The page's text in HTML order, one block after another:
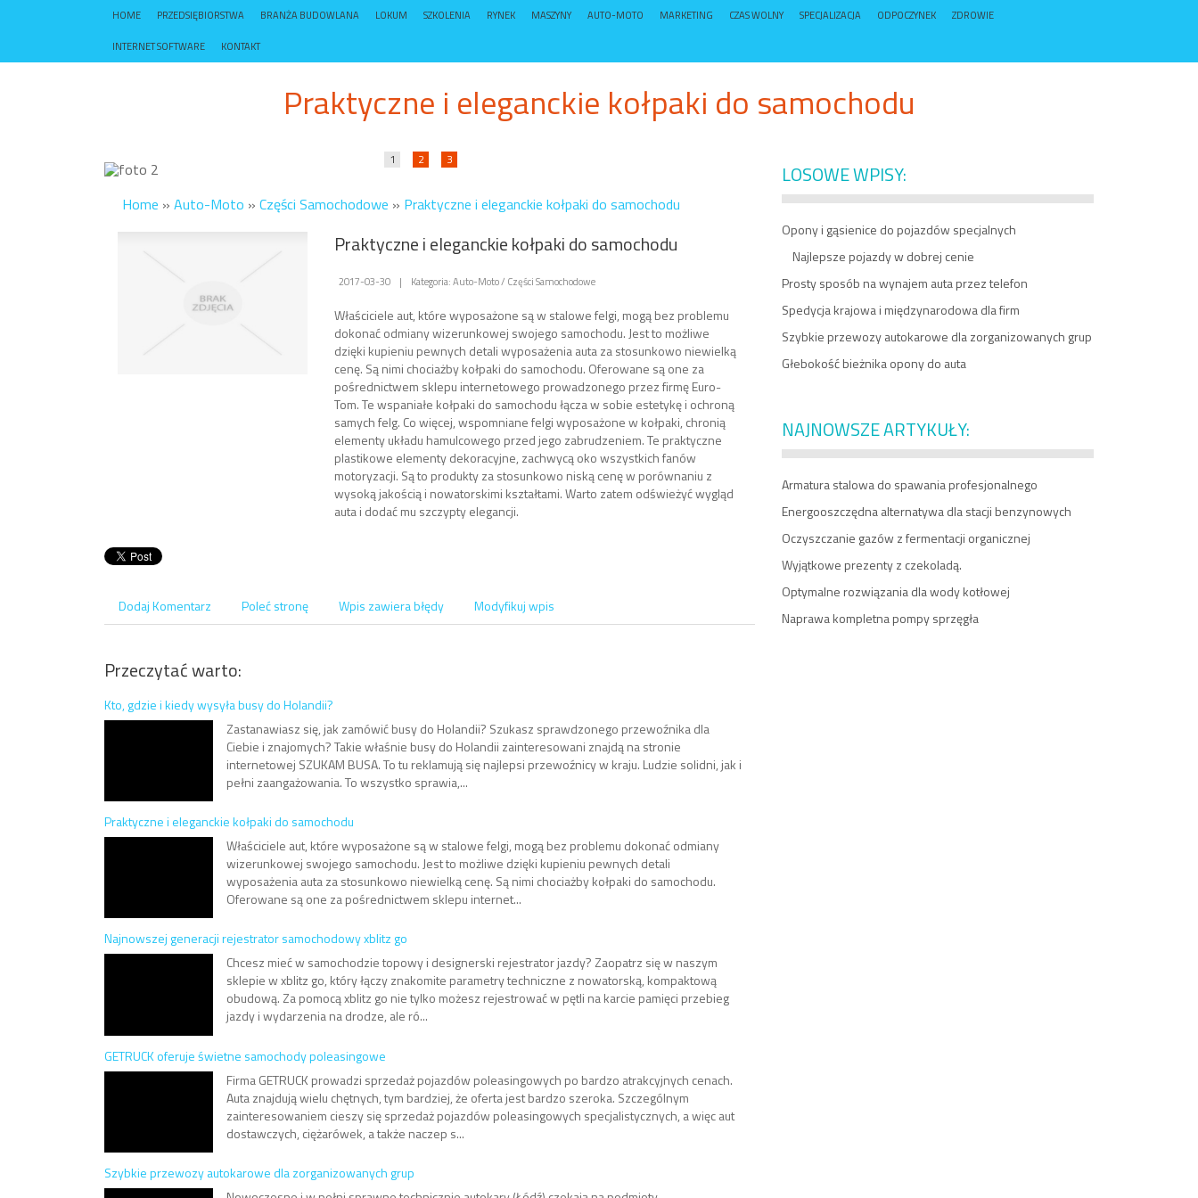
HOME PRZEDSIĘBIORSTWA BRANŻA BUDOWLANA LOKUM SZKOLENIA RYNEK MASZYNY AUTO-MOTO MARKETING CZAS WOLNY SPECJALIZACJA ODPOCZYNEK ZDROWIE
INTERNET SOFTWARE KONTAKT
Praktyczne i eleganckie kołpaki do samochodu
1 2 3
Home » Auto-Moto » Części Samochodowe » Praktyczne i eleganckie kołpaki do samochodu
Praktyczne i eleganckie kołpaki do samochodu
2017-03-30 | Kategoria: Auto-Moto / Części Samochodowe
Właściciele aut, które wyposażone są w stalowe felgi, mogą bez problemu
dokonać odmiany wizerunkowej swojego samochodu. Jest to możliwe
dzięki kupieniu pewnych detali wyposażenia auta za stosunkowo niewielką
cenę. Są nimi chociażby kołpaki do samochodu. Oferowane są one za
pośrednictwem sklepu internetowego prowadzonego przez firmę Euro-
Tom. Te wspaniałe kołpaki do samochodu łącza w sobie estetykę i ochroną
samych felg. Co więcej, wspomniane felgi wyposażone w kołpaki, chronią
elementy układu hamulcowego przed jego zabrudzeniem. Te praktyczne
plastikowe elementy dekoracyjne, zachwycą oko wszystkich fanów
motoryzacji. Są to produkty za stosunkowo niską cenę w porównaniu z
wysoką jakością i nowatorskimi kształtami. Warto zatem odświeżyć wygląd
auta i dodać mu szczypty elegancji.
Dodaj Komentarz Poleć stronę Wpis zawiera błędy Modyfikuj wpis
Przeczytać warto:
Kto, gdzie i kiedy wysyła busy do Holandii?
Zastanawiasz się, jak zamówić busy do Holandii? Szukasz sprawdzonego przewoźnika dla
Ciebie i znajomych? Takie właśnie busy do Holandii zainteresowani znajdą na stronie
internetowej SZUKAM BUSA. To tu reklamują się najlepsi przewoźnicy w kraju. Ludzie solidni, jak i
pełni zaangażowania. To wszystko sprawia,...
Praktyczne i eleganckie kołpaki do samochodu
Właściciele aut, które wyposażone są w stalowe felgi, mogą bez problemu dokonać odmiany
wizerunkowej swojego samochodu. Jest to możliwe dzięki kupieniu pewnych detali
wyposażenia auta za stosunkowo niewielką cenę. Są nimi chociażby kołpaki do samochodu.
Oferowane są one za pośrednictwem sklepu internet...
Najnowszej generacji rejestrator samochodowy xblitz go
Chcesz mieć w samochodzie topowy i designerski rejestrator jazdy? Zaopatrz się w naszym
sklepie w xblitz go, który łączy znakomite parametry techniczne z nowatorską, kompaktową
obudową. Za pomocą xblitz go nie tylko możesz rejestrować w pętli na karcie pamięci przebieg
jazdy i wydarzenia na drodze, ale ró...
GETRUCK oferuje świetne samochody poleasingowe
Firma GETRUCK prowadzi sprzedaż pojazdów poleasingowych po bardzo atrakcyjnych cenach.
Auta znajdują wielu chętnych, tym bardziej, że oferta jest bardzo szeroka. Szczególnym
zainteresowaniem cieszy się sprzedaż pojazdów poleasingowych specjalistycznych, a więc aut
dostawczych, ciężarówek, a także naczep s...
Szybkie przewozy autokarowe dla zorganizowanych grup
LOSOWE WPISY:
Opony i gąsienice do pojazdów specjalnych
Najlepsze pojazdy w dobrej cenie
Prosty sposób na wynajem auta przez telefon
Spedycja krajowa i międzynarodowa dla firm
Szybkie przewozy autokarowe dla zorganizowanych grup
Głebokość bieżnika opony do auta
NAJNOWSZE ARTYKUŁY:
Armatura stalowa do spawania profesjonalnego
Energooszczędna alternatywa dla stacji benzynowych
Oczyszczanie gazów z fermentacji organicznej
Wyjątkowe prezenty z czekoladą.
Optymalne rozwiązania dla wody kotłowej
Naprawa kompletna pompy sprzęgła